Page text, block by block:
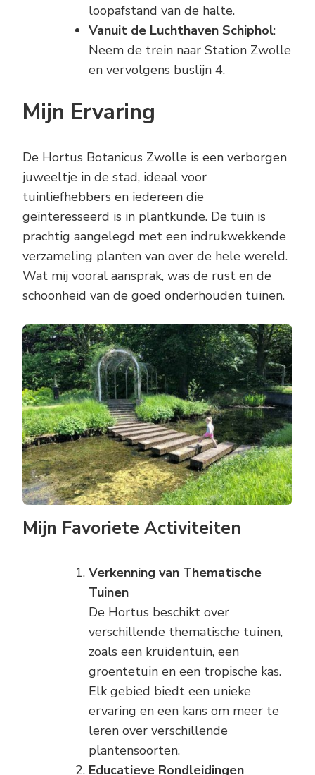
loopafstand van de halte.
Vanuit de Luchthaven Schiphol:
Neem de trein naar Station Zwolle
en vervolgens buslijn 4.
Mijn Ervaring
De Hortus Botanicus Zwolle is een verborgen
juweeltje in de stad, ideaal voor
tuinliefhebbers en iedereen die
geïnteresseerd is in plantkunde. De tuin is
prachtig aangelegd met een indrukwekkende
verzameling planten van over de hele wereld.
Wat mij vooral aansprak, was de rust en de
schoonheid van de goed onderhouden tuinen.
Mijn Favoriete Activiteiten
Verkenning van Thematische
Tuinen
De Hortus beschikt over
verschillende thematische tuinen,
zoals een kruidentuin, een
groentetuin en een tropische kas.
Elk gebied biedt een unieke
ervaring en een kans om meer te
leren over verschillende
plantensoorten.
Educatieve Rondleidingen